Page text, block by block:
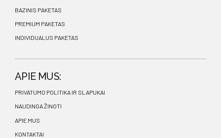
BAZINIS PAKETAS
PREMIUM PAKETAS
INDIVIDUALUS PAKETAS
APIE MUS:
PRIVATUMO POLITIKA IR SLAPUKAI
NAUDINGA ŽINOTI
APIE MUS
KONTAKTAI